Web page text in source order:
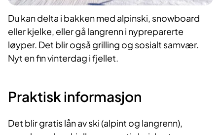
Du kan delta i bakken med alpinski, snowboard
eller kjelke, eller gå langrenn i nypreparerte
løyper. Det blir også grilling og sosialt samvær.
Nyt en fin vinterdag i fjellet.
Praktisk informasjon
Det blir gratis lån av ski (alpint og langrenn),